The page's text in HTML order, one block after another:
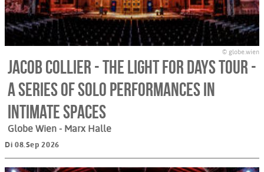
© globe.wien
Jacob Collier - The Light For Days Tour -
A Series of Solo Performances in
Intimate Spaces
Globe Wien - Marx Halle
Di 08.Sep 2026